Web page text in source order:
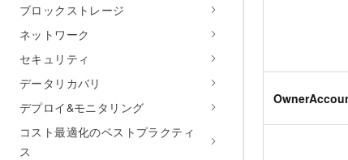
ブロックストレージ
ネットワーク
セキュリティ
データリカバリ
デプロイ&モニタリング
コスト最適化のベストプラクティ
ス